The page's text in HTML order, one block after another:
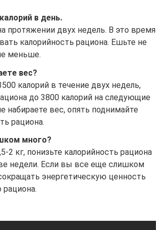
в день.
протяжении двух недель. В это время
калорийность рациона. Ешьте не
меньше.
вес?
калорий в течение двух недель,
до 3800 калорий на следующие
вес, опять поднимайте
рациона.
много?
2 кг, понизьте калорийность рациона
недели. Если вы все еще слишком
энергетическую ценность
рациона.